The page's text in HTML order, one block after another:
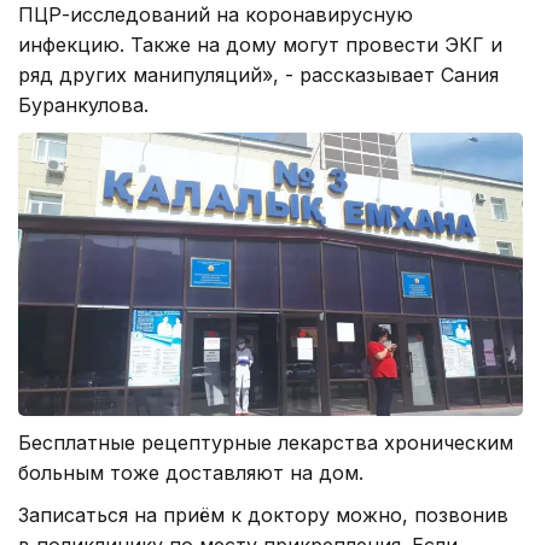
ПЦР-исследований на коронавирусную
инфекцию. Также на дому могут провести ЭКГ и
ряд других манипуляций», - рассказывает Сания
Буранкулова.
Бесплатные рецептурные лекарства хроническим
больным тоже доставляют на дом.
Записаться на приём к доктору можно, позвонив